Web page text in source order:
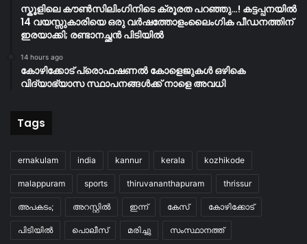
സ്കൂളിലെ കൗൺസിലിംഗിനിടെ ക്രൂരത പറഞ്ഞു…! കട്ടപ്പനയിൽ
14 വയസ്സുകാരിയെ ഒരു വർഷത്തോളംലൈംഗിക പീഡനത്തിന്
ഇരയാക്കി; രണ്ടാനച്ഛൻ പിടിയിൽ
14 hours ago
കോഴിക്കോട് പ്രൊഫഷണൽ കോളെജുകൾ ഒഴികെ
വിദ്യാഭ്യാസ സ്ഥാപനങ്ങൾക്ക് നാളെ അവധി
Tags
ernakulam india kannur kerala kozhikode
malappuram sports thiruvananthapuram thrissur
അപകടം; അറസ്റ്റിൽ ഇന്ന് കേസ് കോഴിക്കോട്
പിടിയിൽ പൊലീസ് മരിച്ചു സംസ്ഥാനത്ത്